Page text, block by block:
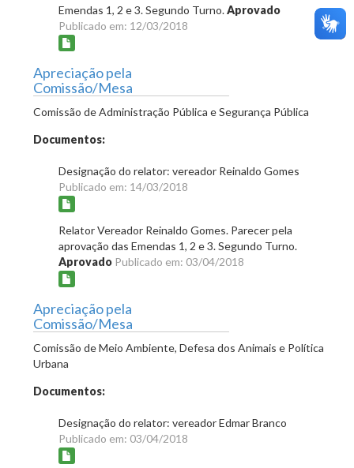
Emendas 1, 2 e 3. Segundo Turno.Aprovado
Publicado em: 12/03/2018
Apreciação pela
Comissão/Mesa
Comissão de Administração Pública e Segurança Pública
Documentos:
Designação do relator: vereador Reinaldo Gomes
Publicado em: 14/03/2018
Relator Vereador Reinaldo Gomes. Parecer pela
aprovação das Emendas 1, 2 e 3. Segundo Turno.
Aprovado Publicado em: 03/04/2018
Apreciação pela
Comissão/Mesa
Comissão de Meio Ambiente, Defesa dos Animais e Política
Urbana
Documentos:
Designação do relator: vereador Edmar Branco
Publicado em: 03/04/2018